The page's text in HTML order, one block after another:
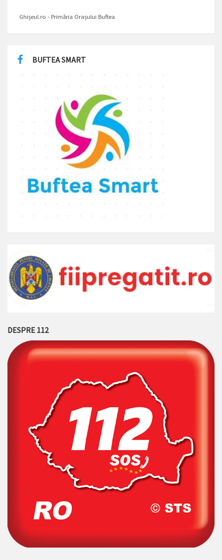
Ghișeul.ro - Primăria Orașului Buftea
BUFTEA SMART
DESPRE 112